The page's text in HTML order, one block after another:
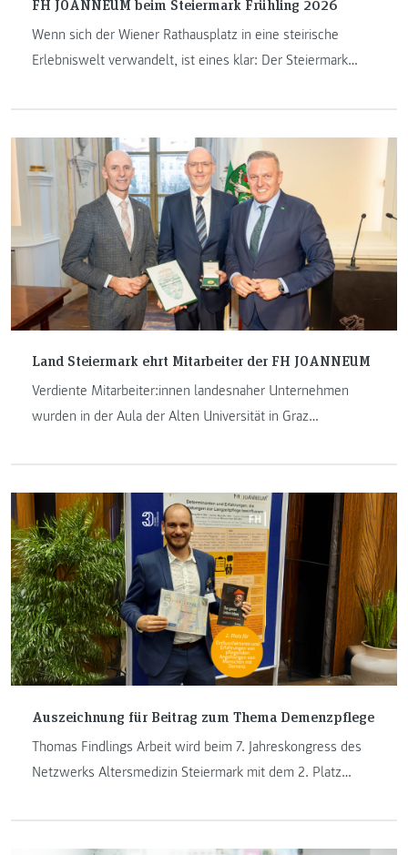
FH JOANNEUM beim Steiermark Frühling 2026
Wenn sich der Wiener Rathausplatz in eine steirische
Erlebniswelt verwandelt, ist eines klar: Der Steiermark
Store dabei - als interaktives Highlight, das Wissenschaft
nicht nur erklärt, sondern erlebbar macht.
Land Steiermark ehrt Mitarbeiter der FH JOANNEUM
Verdiente Mitarbeiter:innen landesnaher Unternehmen
wurden in der Aula der Alten Universität in Graz
Auszeichnung für Beitrag zum Thema Demenzpflege
Thomas Findlings Arbeit wird beim 7. Jahreskongress des
Netzwerks Altersmedizin Steiermark mit dem 2. Platz